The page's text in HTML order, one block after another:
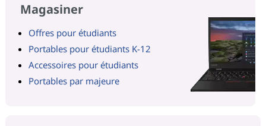
Magasiner
Offres pour étudiants
Portables pour étudiants K-12
Accessoires pour étudiants
Portables par majeure